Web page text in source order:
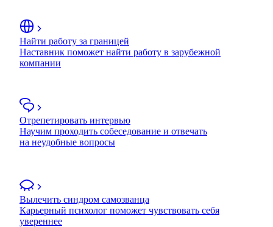
Найти работу за границей
Наставник поможет найти работу в зарубежной
компании
Отрепетировать интервью
Научим проходить собеседование и отвечать
на неудобные вопросы
Вылечить синдром самозванца
Карьерный психолог поможет чувствовать себя
увереннее